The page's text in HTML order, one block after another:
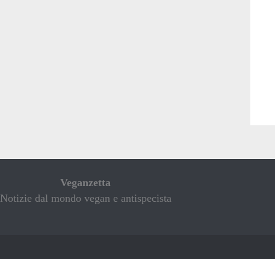
Veganzetta
Notizie dal mondo vegan e antispecista